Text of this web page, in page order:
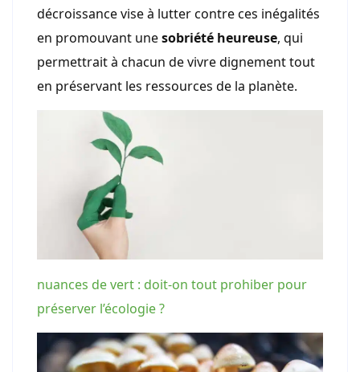
décroissance vise à lutter contre ces inégalités
en promouvant unesobriété heureuse, qui
permettrait à chacun de vivre dignement tout
en préservant les ressources de la planète.
nuances de vert : doit-on tout prohiber pour
préserver l’écologie ?